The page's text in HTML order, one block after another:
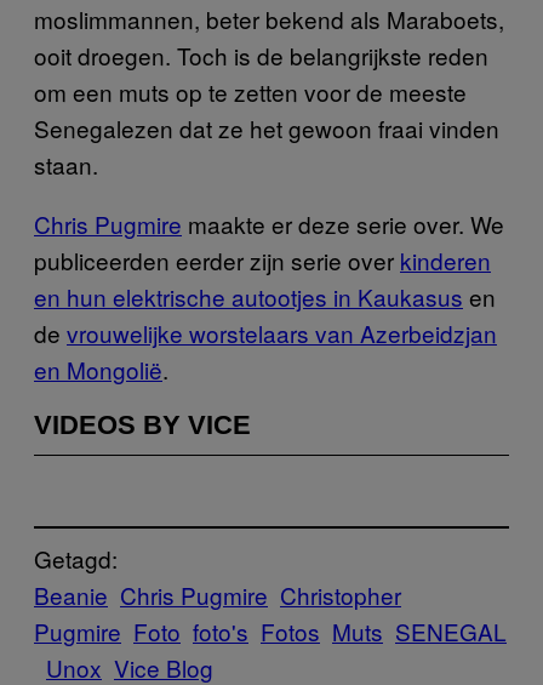
moslimmannen, beter bekend als Maraboets,
ooit droegen. Toch is de belangrijkste reden
om een muts op te zetten voor de meeste
Senegalezen dat ze het gewoon fraai vinden
staan.
Chris Pugmire maakte er deze serie over. We
publiceerden eerder zijn serie over kinderen
en hun elektrische autootjes in Kaukasus en
de vrouwelijke worstelaars van Azerbeidzjan
en Mongolië.
VIDEOS BY VICE
Getagd:
Beanie Chris Pugmire Christopher
Pugmire Foto foto's Fotos Muts SENEGAL
Unox Vice Blog